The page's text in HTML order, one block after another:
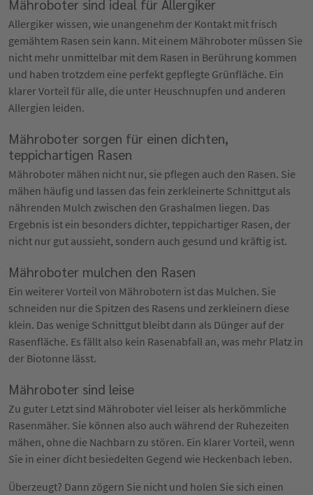
Mähroboter sind ideal für Allergiker
Allergiker wissen, wie unangenehm der Kontakt mit frisch
gemähtem Rasen sein kann. Mit einem Mähroboter müssen Sie
nicht mehr unmittelbar mit dem Rasen in Berührung kommen
und haben trotzdem eine perfekt gepflegte Grünfläche. Ein
klarer Vorteil für alle, die unter Heuschnupfen und anderen
Allergien leiden.
Mähroboter sorgen für einen dichten,
teppichartigen Rasen
Mähroboter mähen nicht nur, sie pflegen auch den Rasen. Sie
mähen häufig und lassen das fein zerkleinerte Schnittgut als
nährenden Mulch zwischen den Grashalmen liegen. Das
Ergebnis ist ein besonders dichter, teppichartiger Rasen, der
nicht nur gut aussieht, sondern auch gesund und kräftig ist.
Mähroboter mulchen den Rasen
Ein weiterer Vorteil von Mährobotern ist das Mulchen. Sie
schneiden nur die Spitzen des Rasens und zerkleinern diese
klein. Das wenige Schnittgut bleibt dann als Dünger auf der
Rasenfläche. Es fällt also kein Rasenabfall an, was mehr Platz in
der Biotonne lässt.
Mähroboter sind leise
Zu guter Letzt sind Mähroboter viel leiser als herkömmliche
Rasenmäher. Sie können also auch während der Ruhezeiten
mähen, ohne die Nachbarn zu stören. Ein klarer Vorteil, wenn
Sie in einer dicht besiedelten Gegend wie Heckenbach leben.
Überzeugt? Dann zögern Sie nicht und holen Sie sich einen